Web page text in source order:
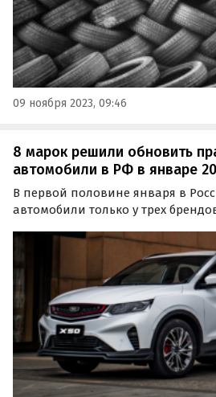
09 ноября 2023, 09:46
8 марок решили обновить
автомобили в РФ в январе
В первой половине января в
автомобили только у трех
дня», который регулярно
российском авторынке.